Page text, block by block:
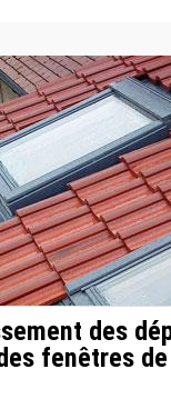
des
fenêtres